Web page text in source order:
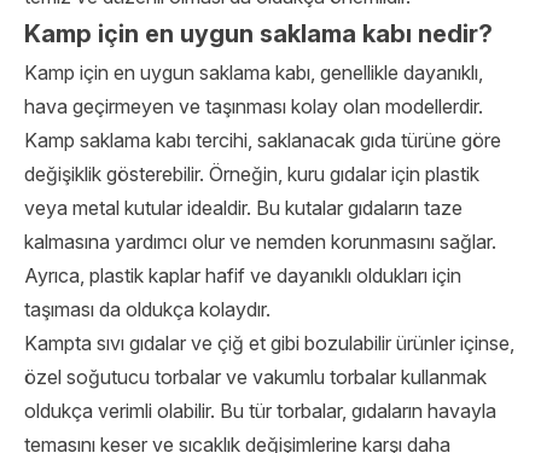
Kamp için en uygun saklama kabı nedir?
Kamp için en uygun saklama kabı, genellikle dayanıklı,
hava geçirmeyen ve taşınması kolay olan modellerdir.
Kamp saklama kabı tercihi, saklanacak gıda türüne göre
değişiklik gösterebilir. Örneğin, kuru gıdalar için plastik
veya metal kutular idealdir. Bu kutalar gıdaların taze
kalmasına yardımcı olur ve nemden korunmasını sağlar.
Ayrıca, plastik kaplar hafif ve dayanıklı oldukları için
taşıması da oldukça kolaydır.
Kampta sıvı gıdalar ve çiğ et gibi bozulabilir ürünler içinse,
özel soğutucu torbalar ve vakumlu torbalar kullanmak
oldukça verimli olabilir. Bu tür torbalar, gıdaların havayla
temasını keser ve sıcaklık değişimlerine karşı daha